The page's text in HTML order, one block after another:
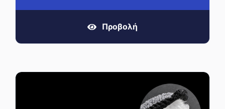
Προβολή